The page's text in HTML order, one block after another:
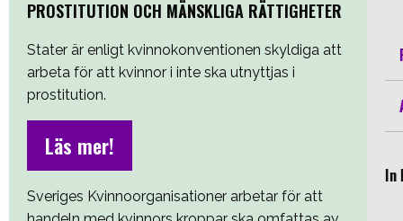
In
PROSTITUTION OCH MÄNSKLIGA RÄTTIGHETER
Stater är enligt kvinnokonventionen skyldiga att
arbeta för att kvinnor i inte ska utnyttjas i
prostitution.
Läs mer!
Sveriges Kvinnoorganisationer arbetar för att